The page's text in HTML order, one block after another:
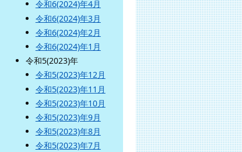
令和6(2024)年4月
令和6(2024)年3月
令和6(2024)年2月
令和6(2024)年1月
令和5(2023)年
令和5(2023)年12月
令和5(2023)年11月
令和5(2023)年10月
令和5(2023)年9月
令和5(2023)年8月
令和5(2023)年7月